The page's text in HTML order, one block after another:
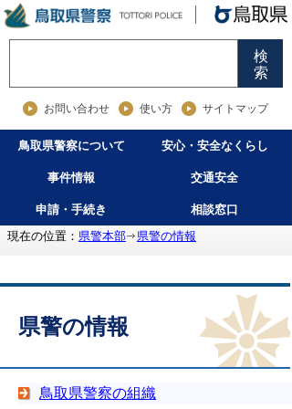
検
索
お問い合わせ 使い方 サイトマップ
鳥取県警察について 安心・安全なくらし
事件情報 交通安全
申請・手続き
相談窓口
現在の位置： 県警本部 県警の情報
県警の情報
鳥取県警察の組織